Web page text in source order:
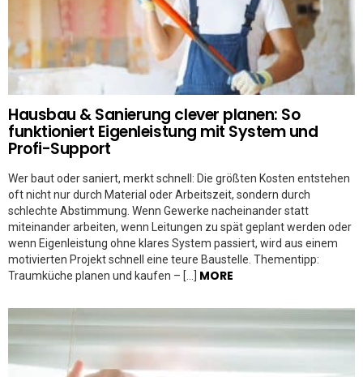
Hausbau & Sanierung clever planen: So
funktioniert Eigenleistung mit System und
Profi-Support
Wer baut oder saniert, merkt schnell: Die größten Kosten entstehen
oft nicht nur durch Material oder Arbeitszeit, sondern durch
schlechte Abstimmung. Wenn Gewerke nacheinander statt
miteinander arbeiten, wenn Leitungen zu spät geplant werden oder
wenn Eigenleistung ohne klares System passiert, wird aus einem
motivierten Projekt schnell eine teure Baustelle. Thementipp:
Traumküche planen und kaufen – […] MORE